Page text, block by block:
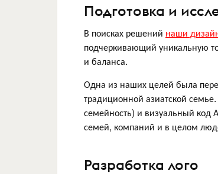
Подготовка и
В поисках решений наши
подчеркивающий уникальную
и баланса.
Одна из наших целей была
традиционной азиатской
семейность) и визуальный
семей, компаний и в целом
Разработка лого